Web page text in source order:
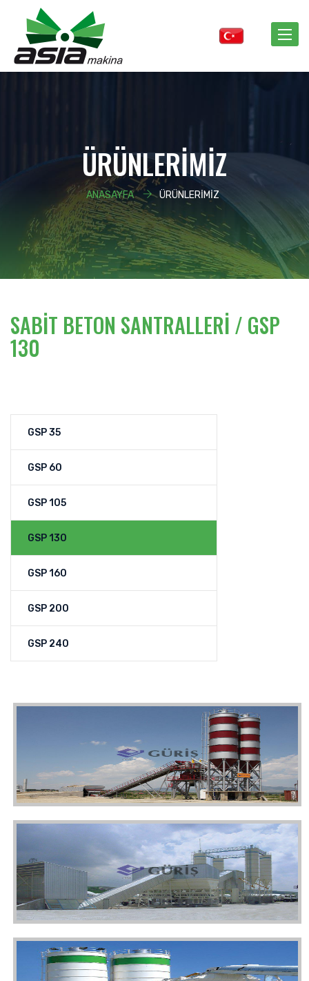
Toggle
ÜRÜNLERİMİZ
ANASAYFA ÜRÜNLERİMİZ
SABİT BETON SANTRALLERİ / GSP
130
GSP 35
GSP 60
GSP 105
GSP 130
GSP 160
GSP 200
GSP 240